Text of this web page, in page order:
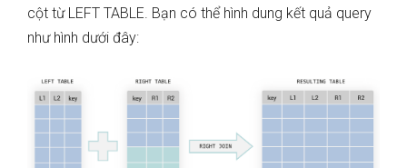
cột từ LEFT TABLE. Bạn có thể hình dung kết quả query
như hình dưới đây: